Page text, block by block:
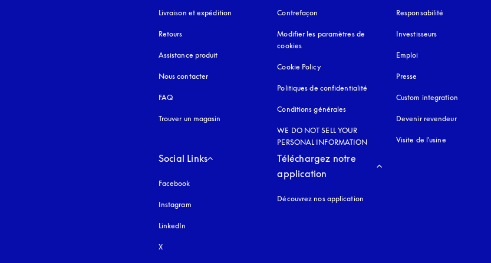
Livraison et expédition
Retours
Assistance produit
Nous contacter
FAQ
Trouver un magasin
Contrefaçon s’ouvre dans un nouvel onglet
Modifier les paramètres de
cookies
Cookie Policys’ouvre dans un nouvel onglet
Politiques de confidentialité
Conditions générales
WE DO NOT SELL YOUR
PERSONAL INFORMATION
Responsabilité
Investisseurs
Emploi
Presse
Custom integration
Devenir revendeur
Visite de l'usine
Social Links
Facebook
Instagram
LinkedIn
X
Téléchargez notre
application
Découvrez nos application